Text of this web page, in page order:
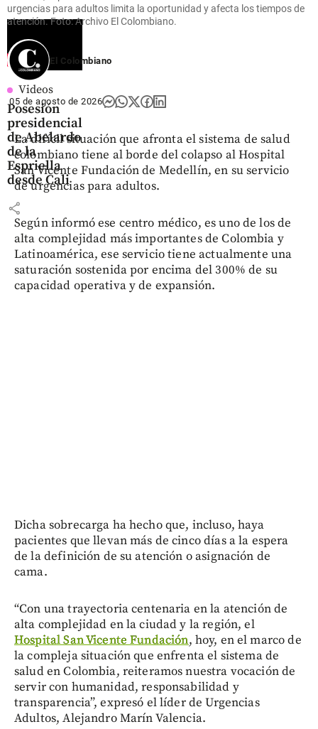
Videos
Posesión
presidencial
de Abelardo
de la
Espriella
desde Cali
share
urgencias para adultos limita la oportunidad y afecta los tiempos de
atención. Foto: Archivo El Colombiano.
El Colombiano
05 de agosto de 2026
La difícil situación que afronta el sistema de salud
colombiano tiene al borde del colapso al Hospital
San Vicente Fundación de Medellín, en su servicio
de urgencias para adultos.
Según informó ese centro médico, es uno de los de
alta complejidad más importantes de Colombia y
Latinoamérica, ese servicio tiene actualmente una
saturación sostenida por encima del 300% de su
capacidad operativa y de expansión.
Dicha sobrecarga ha hecho que, incluso, haya
pacientes que llevan más de cinco días a la espera
de la definición de su atención o asignación de
cama.
“Con una trayectoria centenaria en la atención de
alta complejidad en la ciudad y la región, el
Hospital San Vicente Fundación, hoy, en el marco de
la compleja situación que enfrenta el sistema de
salud en Colombia, reiteramos nuestra vocación de
servir con humanidad, responsabilidad y
transparencia”, expresó el líder de Urgencias
Adultos, Alejandro Marín Valencia.